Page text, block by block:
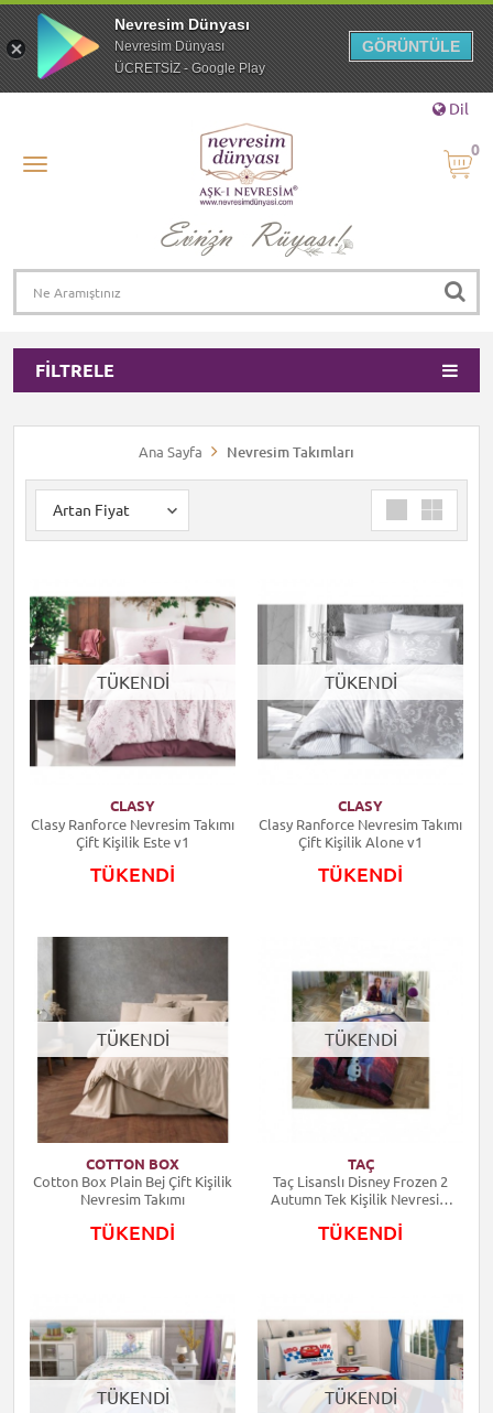
Dil
0
FILTRELE
Ana Sayfa Nevresim Takımları
TÜKENDİ
CLASY
Clasy Ranforce Nevresim Takımı
Çift Kişilik Este v1
TÜKENDİ
TÜKENDİ
CLASY
Clasy Ranforce Nevresim Takımı
Çift Kişilik Alone v1
TÜKENDİ
TÜKENDİ
COTTON BOX
Cotton Box Plain Bej Çift Kişilik
Nevresim Takımı
TÜKENDİ
TÜKENDİ
TAÇ
Taç Lisanslı Disney Frozen 2
Autumn Tek Kişilik Nevresim
TÜKENDİ
TÜKENDİ TÜKENDİ
Nevresim Dünyası
Nevresim Dünyası
ÜCRETSİZ - Google Play
GÖRÜNTÜLE